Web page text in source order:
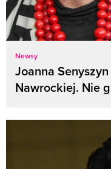
Newsy
Joanna
Nawrockiej. Nie